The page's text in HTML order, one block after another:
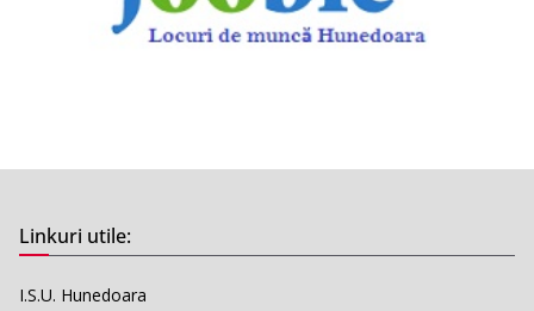
Linkuri utile:
I.S.U. Hunedoara